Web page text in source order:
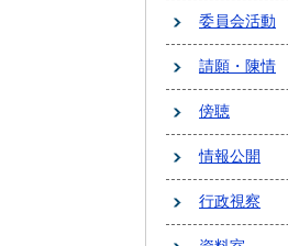
委員会活動
請願・陳情
傍聴
情報公開
行政視察